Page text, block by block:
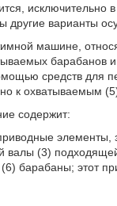
другие варианты
машине,
барабанов
средств для
к охватываемым
содержит:
элементы,
валы (3)
барабаны; этот